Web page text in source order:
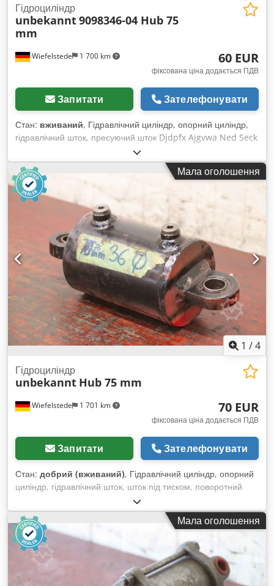
Wiefelstede 1 700 km
Гідроциліндр
unbekannt9098346-04 Hub 75
mm
60 EUR
фіксована ціна додається ПДВ
Запитати Зателефонувати
Стан: вживаний, Гідравлічний циліндр, опорний циліндр,
гідравлічний шток, пресуючий шток Djdpfx Ajgvwa Ned Seck
- Гідравлічний циліндр: хід 75 мм - Тип: 9098346-04 - Шток
поршня: Ø 25 мм / різьба Ø24 x 70 мм - Кріплення: Ø30 x
28 мм - Циліндр: зовнішній Ø 80 мм - Розміри: 640/80/В110
мм - Вага: 8,2 кг
Мала оголошення
1 /4
Wiefelstede 1 701 km
Гідроциліндр
unbekannt Hub 75 mm
70 EUR
фіксована ціна додається ПДВ
Запитати Зателефонувати
Стан: добрий (вживаний), Гідравлічний циліндр, опорний
циліндр, гідравлічний шток, шток під тиском, поворотний
циліндр - Гідравлічний циліндр: двосторонньої дії, хід 75 мм
- Поршнева штанга: Ø 36 мм Dedpfx Aov Ng Uusd Sock -
Креплення: Ø 25 мм / відстань у складеному стані 240 мм -
Габаритні розміри: Ø 115 x 304 мм - Вага: 9,8 кг
Мала оголошення